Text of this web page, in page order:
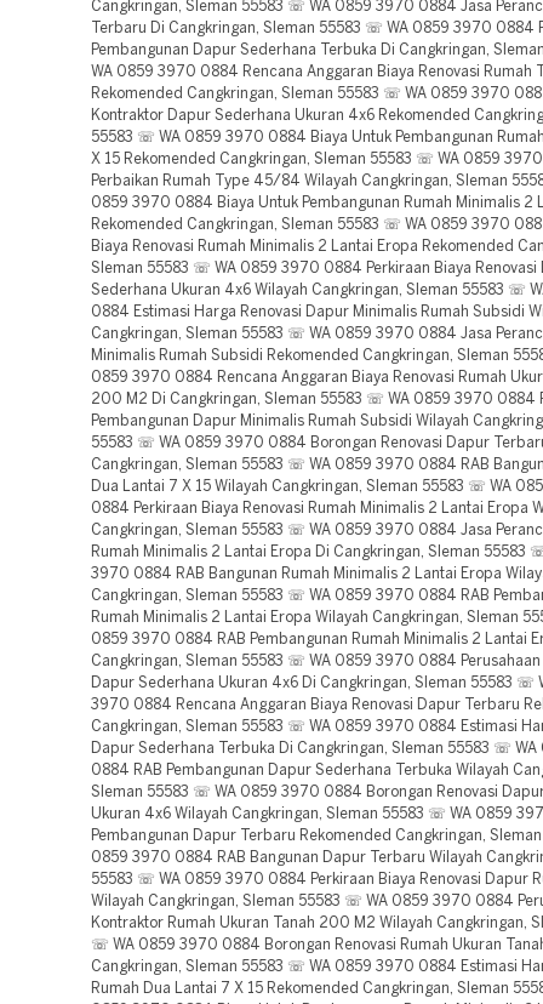
Cangkringan, Sleman 55583 ☏ WA 0859 3970 0884 Jasa
Terbaru Di Cangkringan, Sleman 55583 ☏ WA 0859 3970 0884
Pembangunan Dapur Sederhana Terbuka Di Cangkringan,
WA 0859 3970 0884 Rencana Anggaran Biaya Renovasi
Rekomended Cangkringan, Sleman 55583 ☏ WA 0859 3970
Kontraktor Dapur Sederhana Ukuran 4x6 Rekomended
55583 ☏ WA 0859 3970 0884 Biaya Untuk Pembangunan
X 15 Rekomended Cangkringan, Sleman 55583 ☏ WA 0859
Perbaikan Rumah Type 45/84 Wilayah Cangkringan, Sleman
0859 3970 0884 Biaya Untuk Pembangunan Rumah Minimalis 2
Rekomended Cangkringan, Sleman 55583 ☏ WA 0859 3970
Biaya Renovasi Rumah Minimalis 2 Lantai Eropa Rekomended
Sleman 55583 ☏ WA 0859 3970 0884 Perkiraan Biaya Renovasi
Sederhana Ukuran 4x6 Wilayah Cangkringan, Sleman 55583 ☏
0884 Estimasi Harga Renovasi Dapur Minimalis Rumah Subsidi
Cangkringan, Sleman 55583 ☏ WA 0859 3970 0884 Jasa
Minimalis Rumah Subsidi Rekomended Cangkringan, Sleman
0859 3970 0884 Rencana Anggaran Biaya Renovasi Rumah
200 M2 Di Cangkringan, Sleman 55583 ☏ WA 0859 3970 0884
Pembangunan Dapur Minimalis Rumah Subsidi Wilayah
55583 ☏ WA 0859 3970 0884 Borongan Renovasi Dapur
Cangkringan, Sleman 55583 ☏ WA 0859 3970 0884 RAB
Dua Lantai 7 X 15 Wilayah Cangkringan, Sleman 55583 ☏ WA
0884 Perkiraan Biaya Renovasi Rumah Minimalis 2 Lantai Eropa
Cangkringan, Sleman 55583 ☏ WA 0859 3970 0884 Jasa
Rumah Minimalis 2 Lantai Eropa Di Cangkringan, Sleman 55583
3970 0884 RAB Bangunan Rumah Minimalis 2 Lantai Eropa
Cangkringan, Sleman 55583 ☏ WA 0859 3970 0884 RAB
Rumah Minimalis 2 Lantai Eropa Wilayah Cangkringan, Sleman
0859 3970 0884 RAB Pembangunan Rumah Minimalis 2 Lantai
Cangkringan, Sleman 55583 ☏ WA 0859 3970 0884
Dapur Sederhana Ukuran 4x6 Di Cangkringan, Sleman 55583 ☏
3970 0884 Rencana Anggaran Biaya Renovasi Dapur Terbaru
Cangkringan, Sleman 55583 ☏ WA 0859 3970 0884 Estimasi
Dapur Sederhana Terbuka Di Cangkringan, Sleman 55583 ☏
0884 RAB Pembangunan Dapur Sederhana Terbuka Wilayah
Sleman 55583 ☏ WA 0859 3970 0884 Borongan Renovasi
Ukuran 4x6 Wilayah Cangkringan, Sleman 55583 ☏ WA 0859
Pembangunan Dapur Terbaru Rekomended Cangkringan,
0859 3970 0884 RAB Bangunan Dapur Terbaru Wilayah
55583 ☏ WA 0859 3970 0884 Perkiraan Biaya Renovasi Dapur
Wilayah Cangkringan, Sleman 55583 ☏ WA 0859 3970 0884
Kontraktor Rumah Ukuran Tanah 200 M2 Wilayah Cangkringan,
☏ WA 0859 3970 0884 Borongan Renovasi Rumah Ukuran
Cangkringan, Sleman 55583 ☏ WA 0859 3970 0884 Estimasi
Rumah Dua Lantai 7 X 15 Rekomended Cangkringan, Sleman